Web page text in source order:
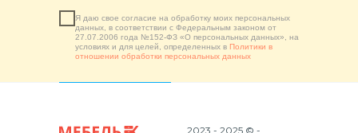
Я даю свое согласие на обработку моих персональных
данных, в соответствии с Федеральным законом от
27.07.2006 года №152-ФЗ «О персональных данных», на
условиях и для целей, определенных в Политики в
отношении обработки персональных данных
2023 - 2025 © -